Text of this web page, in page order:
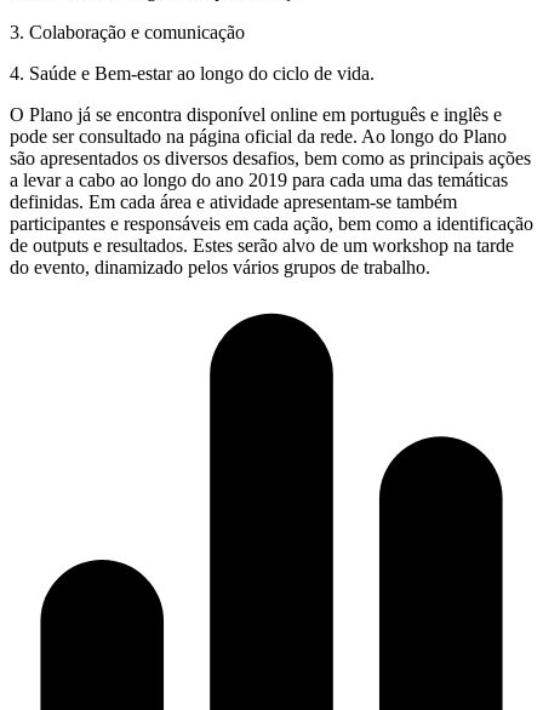
3. Colaboração e comunicação
4. Saúde e Bem-estar ao longo do ciclo de vida.
O Plano já se encontra disponível online em português e inglês e
pode ser consultado na página oficial da rede. Ao longo do Plano
são apresentados os diversos desafios, bem como as principais ações
a levar a cabo ao longo do ano 2019 para cada uma das temáticas
definidas. Em cada área e atividade apresentam-se também
participantes e responsáveis em cada ação, bem como a identificação
de outputs e resultados. Estes serão alvo de um workshop na tarde
do evento, dinamizado pelos vários grupos de trabalho.